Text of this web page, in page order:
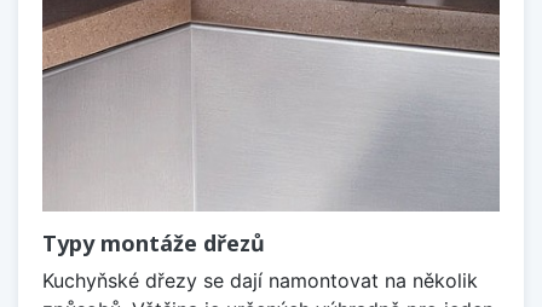
Typy montáže dřezů
Kuchyňské dřezy se dají namontovat na několik